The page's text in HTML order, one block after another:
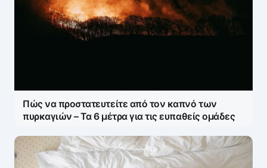
Πώς να προστατευτείτε από τον καπνό των
πυρκαγιών – Τα 6 μέτρα για τις ευπαθείς ομάδες